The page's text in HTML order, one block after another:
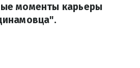
моменты карьеры